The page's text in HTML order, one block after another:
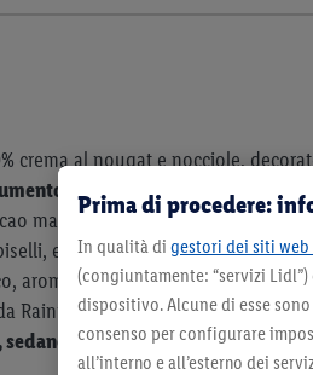
crema al nougat e nocciole,
, oli vegetali (palma, colza),
magro*, sale da cucina, lievito,
emulsionanti: lecitine, mono-
aroma naturale di vaniglia,
Rainforest Alliance. ra.orgPuò
senape, sesamo e solfiti.
Prima di procedere:
In qualità di gestori dei siti
(congiuntamente: “servizi
dispositivo. Alcune di esse
consenso per configurare
all’interno e all’esterno dei